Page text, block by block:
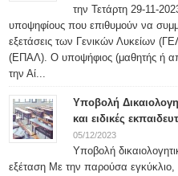
την Τετάρτη 29-11-
υποψηφίους που επιθυμούν να
εξετάσεις των Γενικών Λυκείων
(ΕΠΑΛ). Ο υποψήφιος (μαθητής ή
την Αί...
Υποβολή
και ειδικές
05/12/2023
Υποβολή
εξέταση Με την παρούσα